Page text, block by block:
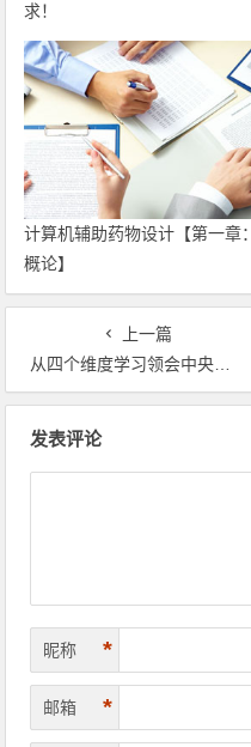
求！
计算机辅助药物设计​【第一章：
概论】
上一篇
从四个维度学习领会中央经济工作会议精神
发表评论
昵称 *
邮箱 *